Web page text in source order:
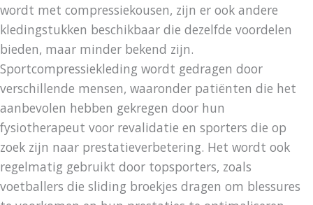
wordt met compressiekousen, zijn er ook andere
kledingstukken beschikbaar die dezelfde voordelen
bieden, maar minder bekend zijn.
Sportcompressiekleding wordt gedragen door
verschillende mensen, waaronder patiënten die het
aanbevolen hebben gekregen door hun
fysiotherapeut voor revalidatie en sporters die op
zoek zijn naar prestatieverbetering. Het wordt ook
regelmatig gebruikt door topsporters, zoals
voetballers die sliding broekjes dragen om blessures